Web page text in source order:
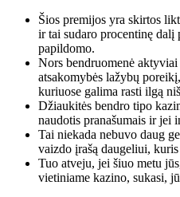
Šios premijos yra skirtos
ir tai sudaro procentinę
papildomo.
Nors bendruomenė
atsakomybės lažybų
kuriuose galima rasti ilgą
Džiaukitės bendro tipo
naudotis pranašumais ir jei
Tai niekada nebuvo daug
vaizdo įrašą daugeliui,
Tuo atveju, jei šiuo metu
vietiniame kazino, sukasi,